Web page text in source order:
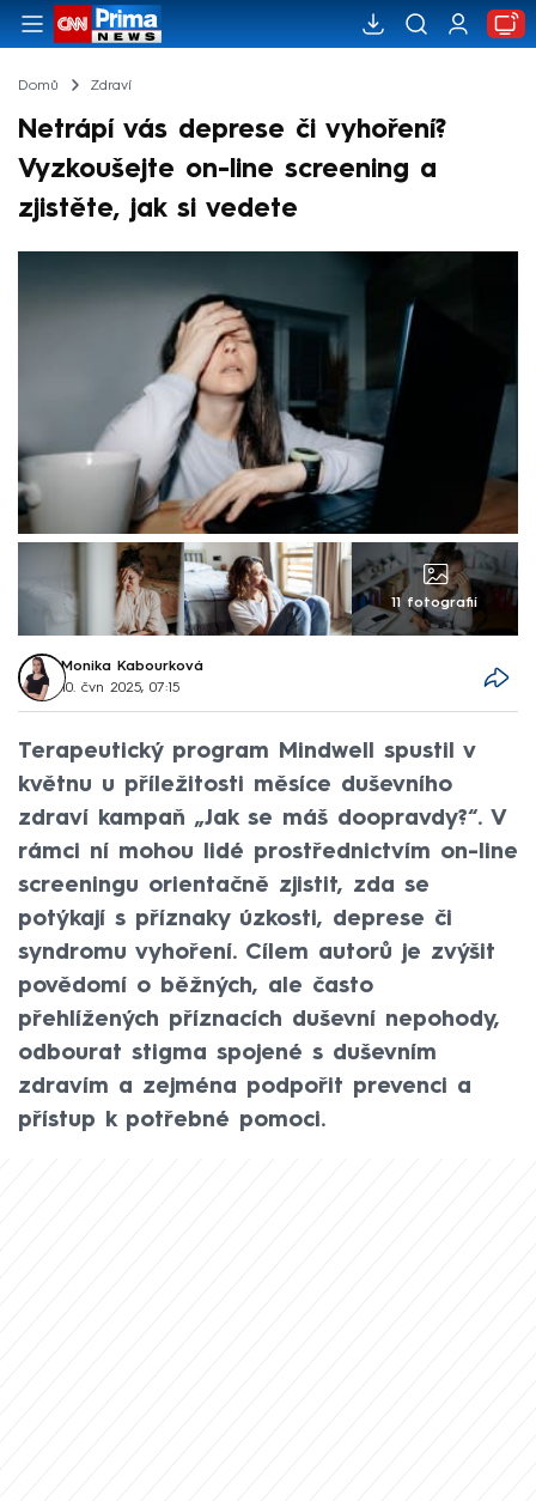
Domů Zdraví
Netrápí vás deprese či vyhoření?
Vyzkoušejte on-line screening a
zjistěte, jak si vedete
11 fotografií
Monika Kabourková
10. čvn 2025, 07:15
Terapeutický program Mindwell spustil v
květnu u příležitosti měsíce duševního
zdraví kampaň „Jak se máš doopravdy?“. V
rámci ní mohou lidé prostřednictvím on-line
screeningu orientačně zjistit, zda se
potýkají s příznaky úzkosti, deprese či
syndromu vyhoření. Cílem autorů je zvýšit
povědomí o běžných, ale často
přehlížených příznacích duševní nepohody,
odbourat stigma spojené s duševním
zdravím a zejména podpořit prevenci a
přístup k potřebné pomoci.